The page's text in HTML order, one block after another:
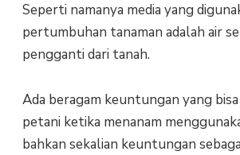
Seperti namanya media yang
pertumbuhan tanaman adalah air
pengganti dari tanah.
Ada beragam keuntungan yang
petani ketika menanam
bahkan sekalian keuntungan